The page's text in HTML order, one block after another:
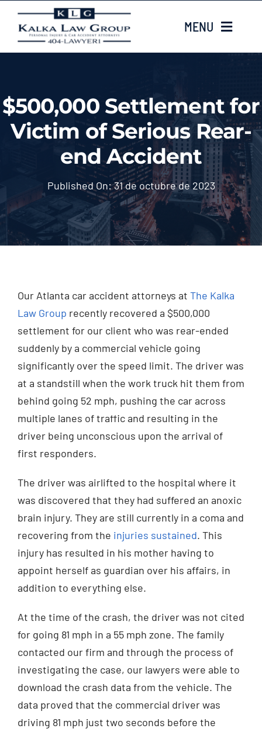
content
MENU
Sobre nosotros
CASE TYPES
LOCATIONS
Contacta con nosotros
(404) 529-9371
$500,000 Settlement for
Victim of Serious Rear-
end Accident
Published On: 31 de octubre de 2023
Our Atlanta car accident attorneys at The Kalka
Law Group recently recovered a $500,000
settlement for our client who was rear-ended
suddenly by a commercial vehicle going
significantly over the speed limit. The driver was
at a standstill when the work truck hit them from
behind going 52 mph, pushing the car across
multiple lanes of traffic and resulting in the
driver being unconscious upon the arrival of
first responders.
The driver was airlifted to the hospital where it
was discovered that they had suffered an anoxic
brain injury. They are still currently in a coma and
recovering from the injuries sustained. This
injury has resulted in his mother having to
appoint herself as guardian over his affairs, in
addition to everything else.
At the time of the crash, the driver was not cited
for going 81 mph in a 55 mph zone. The family
contacted our firm and through the process of
investigating the case, our lawyers were able to
download the crash data from the vehicle. The
data proved that the commercial driver was
driving 81 mph just two seconds before the